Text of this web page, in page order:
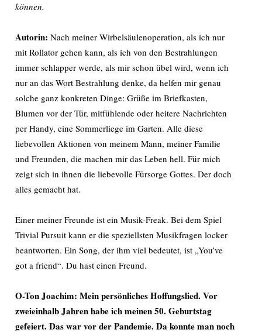
können.
Autorin: Nach meiner Wirbelsäulenoperation, als ich nur
mit Rollator gehen kann, als ich von den Bestrahlungen
immer schlapper werde, als mir schon übel wird, wenn ich
nur an das Wort Bestrahlung denke, da helfen mir genau
solche ganz konkreten Dinge: Grüße im Briefkasten,
Blumen vor der Tür, mitfühlende oder heitere Nachrichten
per Handy, eine Sommerliege im Garten. Alle diese
liebevollen Aktionen von meinem Mann, meiner Familie
und Freunden, die machen mir das Leben hell. Für mich
zeigt sich in ihnen die liebevolle Fürsorge Gottes. Der doch
alles gemacht hat.
Einer meiner Freunde ist ein Musik-Freak. Bei dem Spiel
Trivial Pursuit kann er die speziellsten Musikfragen locker
beantworten. Ein Song, der ihm viel bedeutet, ist „You’ve
got a friend“. Du hast einen Freund.
O-Ton Joachim: Mein persönliches Hoffungslied. Vor
zweieinhalb Jahren habe ich meinen 50. Geburtstag
gefeiert. Das war vor der Pandemie. Da konnte man noch